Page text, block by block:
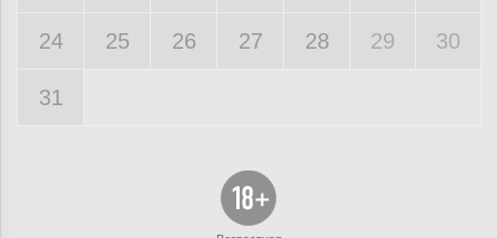
24 25 26 27 28 29 30
31